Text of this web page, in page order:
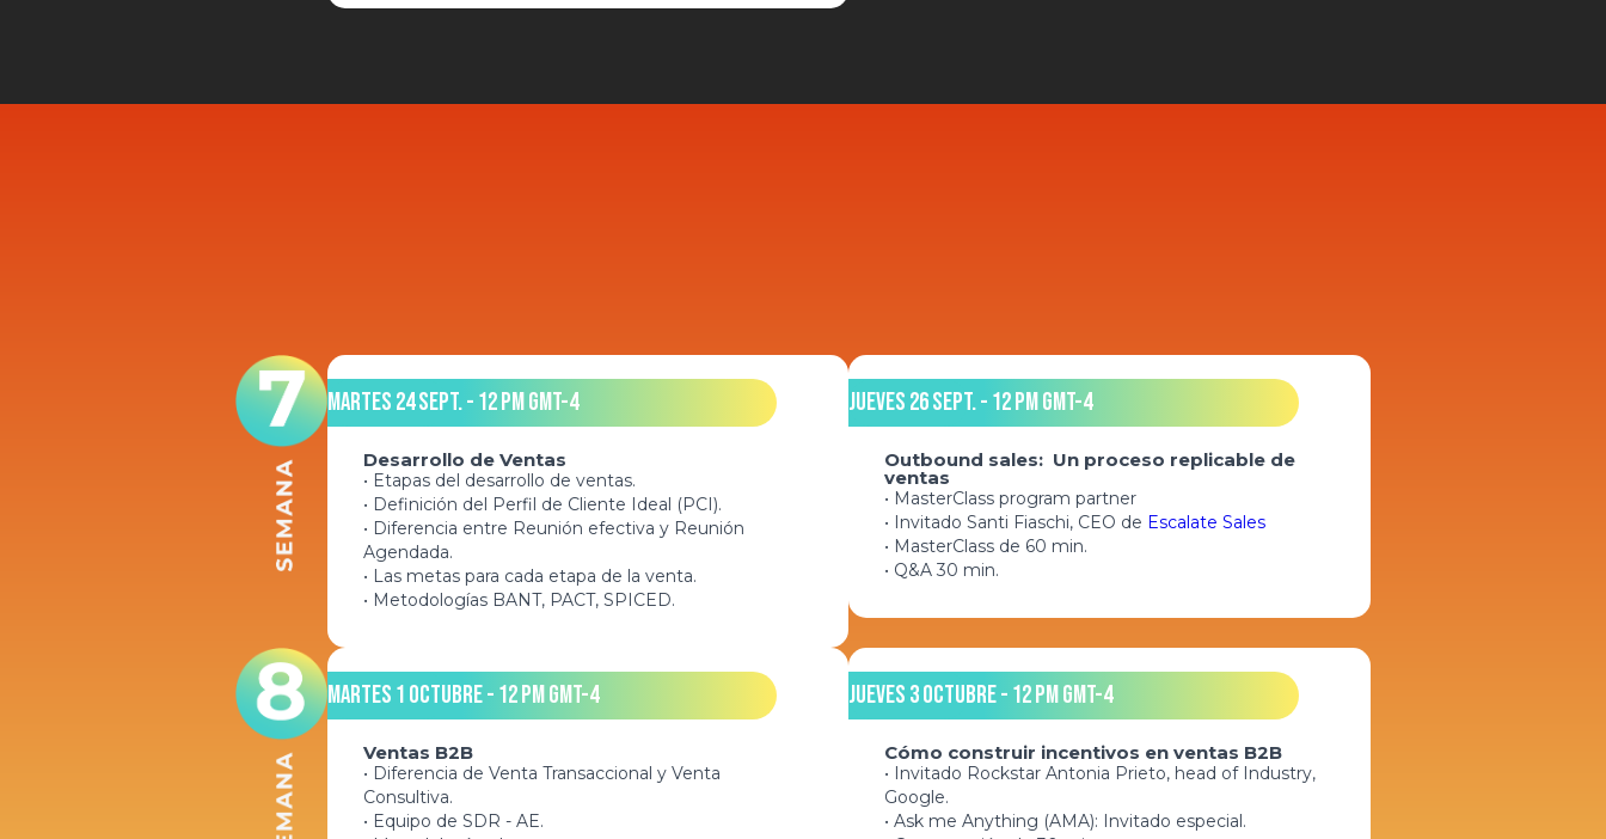
Martes 24 Sept. - 12 pm GMT-4
Desarrollo de Ventas
• Etapas del desarrollo de ventas.
• Definición del Perfil de Cliente Ideal (PCI).
• Diferencia entre Reunión efectiva y Reunión
Agendada.
• Las metas para cada etapa de la venta.
• Metodologías BANT, PACT, SPICED.
Jueves 26 Sept. - 12 pm GMT-4
Outbound sales: Un proceso replicable de
ventas
• MasterClass program partner
• Invitado Santi Fiaschi, CEO de Escalate Sales
• MasterClass de 60 min.
• Q&A 30 min.
Martes 1 Octubre - 12 pm GMT-4
Ventas B2B
• Diferencia de Venta Transaccional y Venta
Consultiva.
• Equipo de SDR - AE.
Jueves 3 Octubre - 12 pm GMT-4
Cómo construir incentivos en ventas B2B
• Invitado Rockstar Antonia Prieto, head of Industry,
Google.
• Ask me Anything (AMA): Invitado especial.